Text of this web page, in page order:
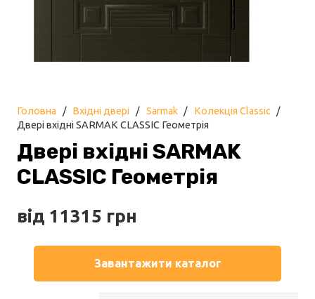
Головна / Вхідні двері / Sarmak / Колекція Classic /
Двері вхідні SARMAK CLASSIC Геометрія
Двері вхідні SARMAK
CLASSIC Геометрія
від 11315 грн
Завантажити каталог